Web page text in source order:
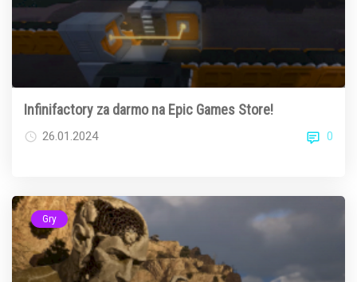
Infinifactory za darmo na Epic Games Store!
26.01.2024 0
Gry